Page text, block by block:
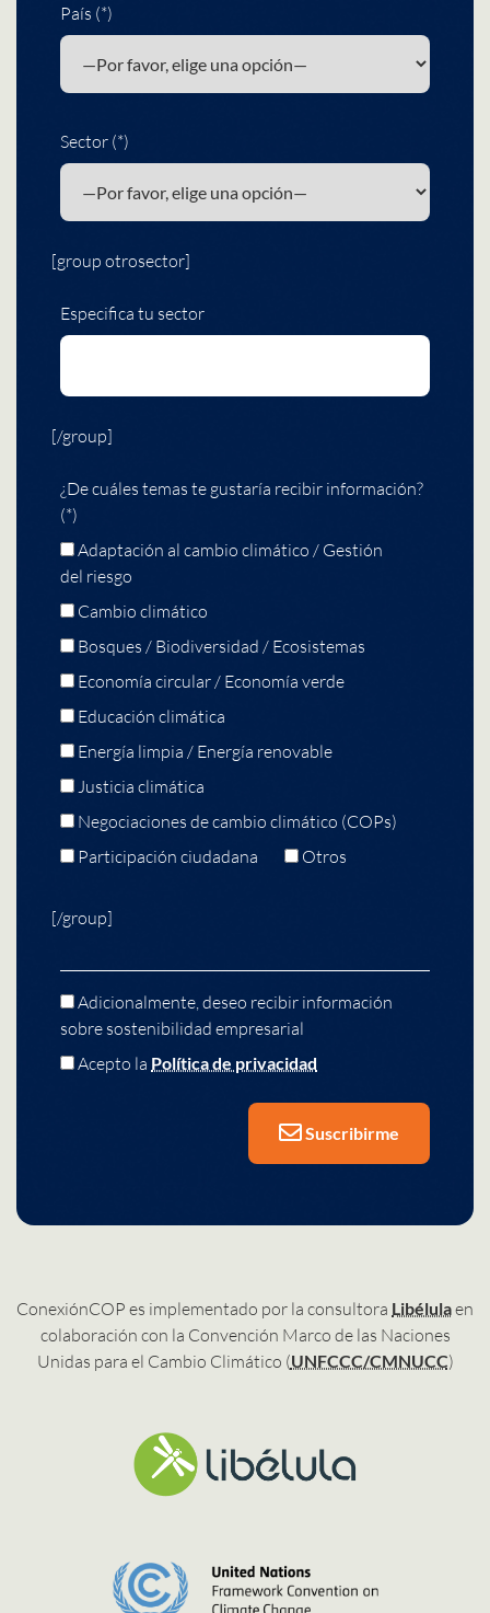
País (*)
Sector (*)
[group otrosector]
Especifica tu sector
[/group]
¿De cuáles temas te gustaría recibir información?
(*)
Adaptación al cambio climático / Gestión
del riesgo
Cambio climático
Bosques / Biodiversidad / Ecosistemas
Economía circular / Economía verde
Educación climática
Energía limpia / Energía renovable
Justicia climática
Negociaciones de cambio climático (COPs)
Participación ciudadana
Otros
[/group]
Adicionalmente, deseo recibir información
sobre sostenibilidad empresarial
Acepto la Política de privacidad
Suscribirme
ConexiónCOP es implementado por la consultora Libélulaen
colaboración con la Convención Marco de las Naciones
Unidas para el Cambio Climático (UNFCCC/CMNUCC)